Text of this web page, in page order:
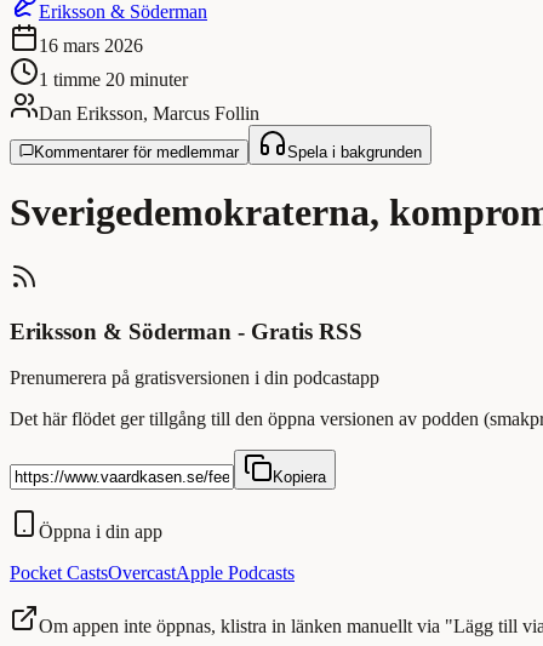
Eriksson & Söderman
16 mars 2026
1 timme 20 minuter
Dan Eriksson, Marcus Follin
Kommentarer för medlemmar Spela i bakgrunden
Sverigedemokraterna,
Eriksson & Söderman - Gratis RSS
Prenumerera på gratisversionen i din podcastapp
Det här flödet ger tillgång till den öppna versionen av podden
Kopiera
Öppna i din app
Pocket CastsOvercastApple Podcasts
Om appen inte öppnas, klistra in länken manuellt via "Lägg till